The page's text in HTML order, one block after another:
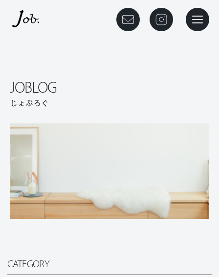
メニュ
JOBLOG
じょぶろぐ
CATEGORY